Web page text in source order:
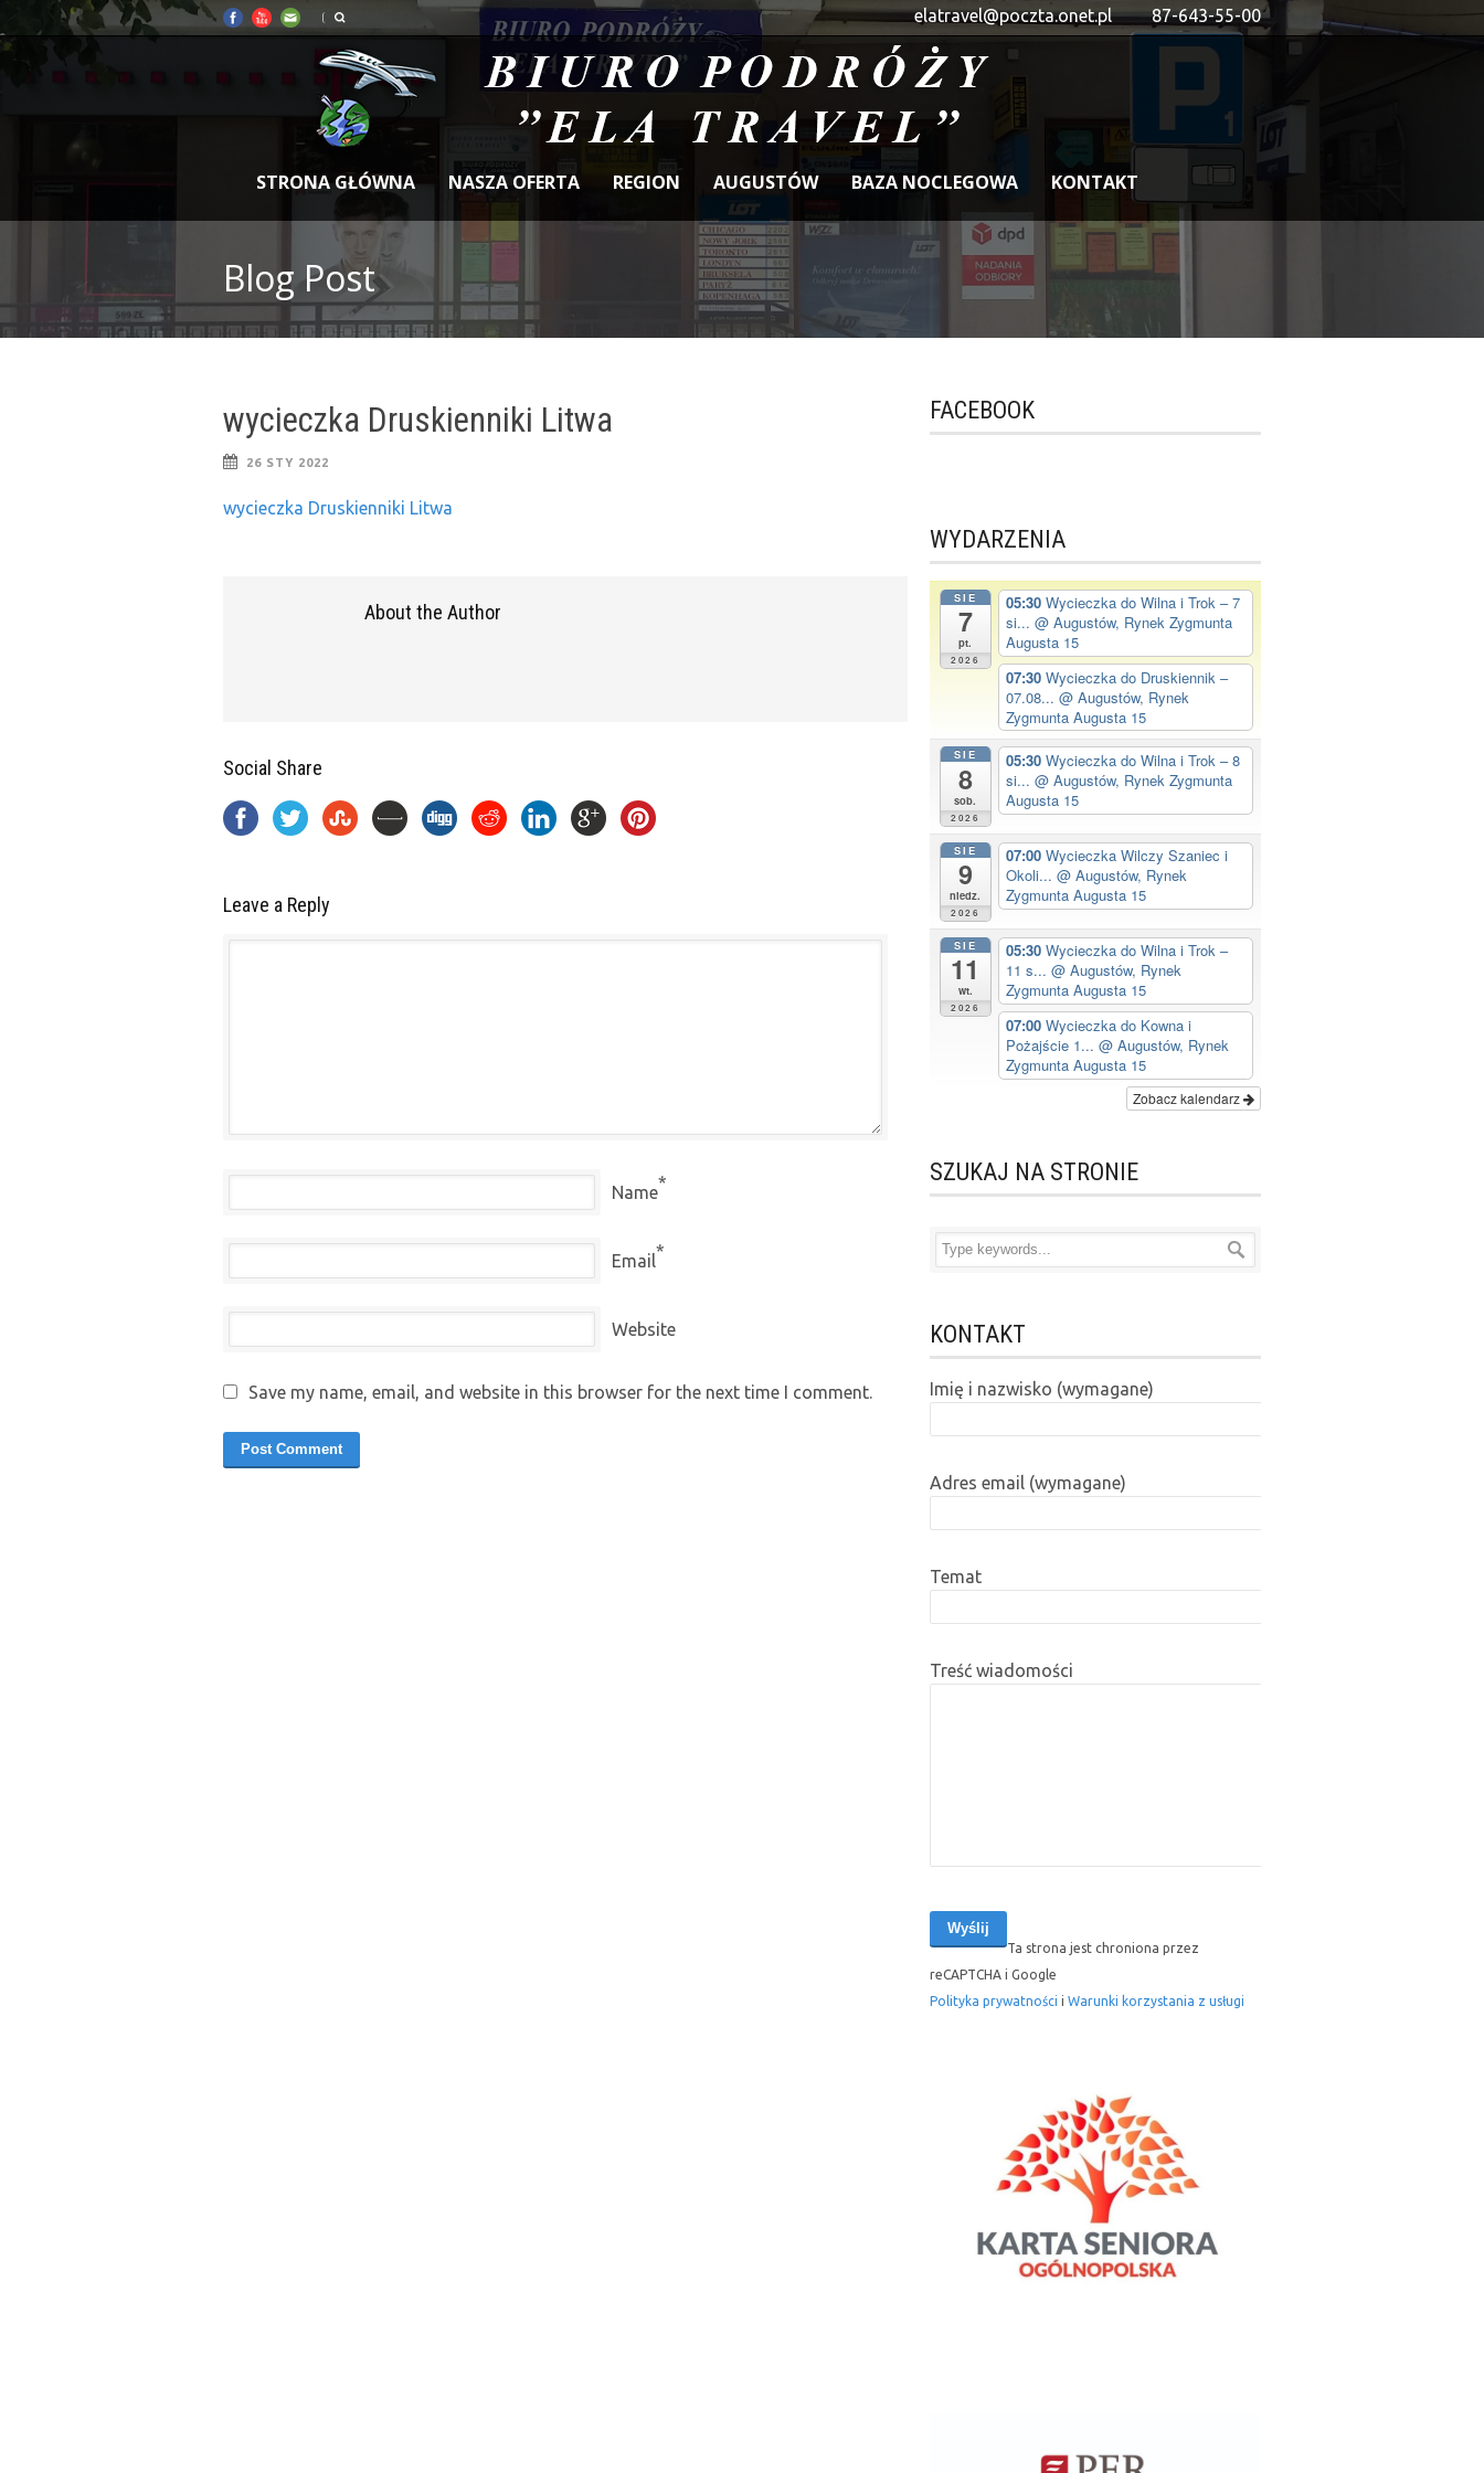
elatravel@poczta.onet.pl 87-643-55-00
STRONA GŁÓWNA NASZA OFERTA REGION AUGUSTÓW BAZA NOCLEGOWA KONTAKT
Blog Post
wycieczka Druskienniki Litwa
26 STY 2022
wycieczka Druskienniki Litwa
About the Author
Social Share
Leave a Reply
Name*
Email*
Website
Save my name, email, and website in this browser for the next time I comment.
FACEBOOK
WYDARZENIA
SIE
7
pt.
2026
05:30 Wycieczka do Wilna i Trok – 7
si... @ Augustów, Rynek Zygmunta
Augusta 15
07:30 Wycieczka do Druskiennik –
07.08... @ Augustów, Rynek
Zygmunta Augusta 15
SIE
8
sob.
2026
05:30 Wycieczka do Wilna i Trok – 8
si... @ Augustów, Rynek Zygmunta
Augusta 15
SIE
9
niedz.
2026
07:00 Wycieczka Wilczy Szaniec i
Okoli... @ Augustów, Rynek
Zygmunta Augusta 15
SIE
11
wt.
2026
05:30 Wycieczka do Wilna i Trok –
11 s... @ Augustów, Rynek
Zygmunta Augusta 15
07:00 Wycieczka do Kowna i
Pożajście 1... @ Augustów, Rynek
Zygmunta Augusta 15
Zobacz kalendarz
SZUKAJ NA STRONIE
KONTAKT
Imię i nazwisko (wymagane)
Adres email (wymagane)
Temat
Treść wiadomości
Ta strona jest chroniona przez
reCAPTCHA i Google
Polityka prywatności i Warunki korzystania z usługi